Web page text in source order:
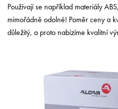
Používají se například materiály
mimořádně odolné! Poměr ceny a
důležitý, a proto nabízíme kvalitní